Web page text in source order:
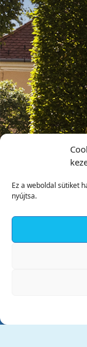
Ez a weboldal sütiket
nyújtsa.